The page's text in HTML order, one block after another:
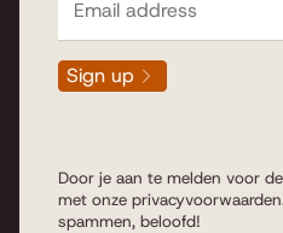
Sign up
Door je aan te melden voor
met onze privacyvoorwaarden
spammen, beloofd!